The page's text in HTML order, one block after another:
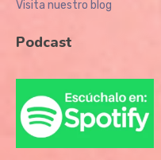
Visita nuestro blog
Podcast